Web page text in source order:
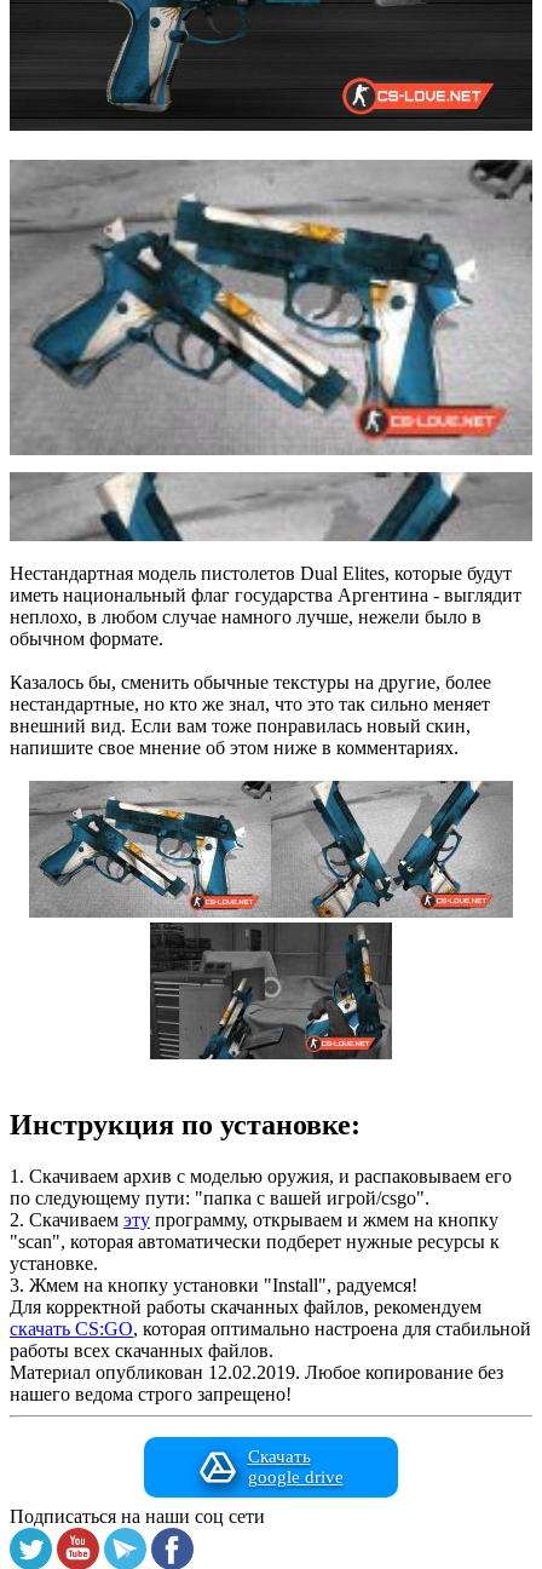
Нестандартная модель пистолетов Dual Elites, которые будут
иметь национальный флаг государства Аргентина - выглядит
неплохо, в любом случае намного лучше, нежели было в
обычном формате.
Казалось бы, сменить обычные текстуры на другие, более
нестандартные, но кто же знал, что это так сильно меняет
внешний вид. Если вам тоже понравилась новый скин,
напишите свое мнение об этом ниже в комментариях.
Инструкция по установке:
1. Скачиваем архив с моделью оружия, и распаковываем его
по следующему пути: "папка с вашей игрой/csgo".
2. Скачиваем эту программу, открываем и жмем на кнопку
"scan", которая автоматически подберет нужные ресурсы к
установке.
3. Жмем на кнопку установки "Install", радуемся!
Для корректной работы скачанных файлов, рекомендуем
скачать CS:GO, которая оптимально настроена для стабильной
работы всех скачанных файлов.
Материал опубликован 12.02.2019. Любое копирование без
нашего ведома строго запрещено!
Скачать
google drive
Подписаться на наши соц сети